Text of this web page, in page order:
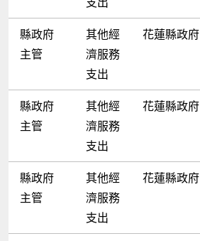
縣政府
主管
其他經
濟服務
支出
花蓮縣政府
縣政府
主管
其他經
濟服務
支出
花蓮縣政府
縣政府
主管
其他經
濟服務
支出
花蓮縣政府